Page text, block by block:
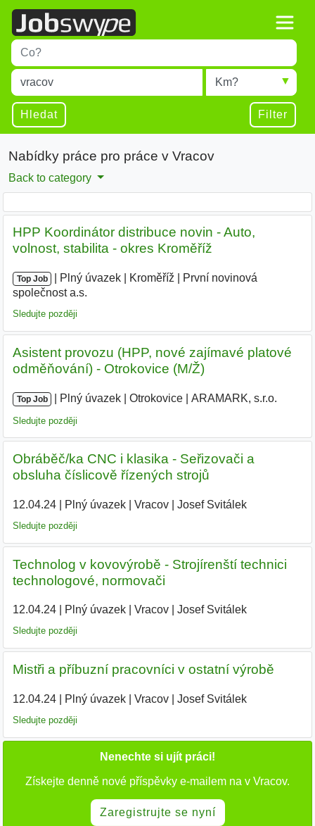
Title
Type 1 or more characters for results.
Místo
Type 1 or more characters for results.
Radius
Hledat Filter
Nabídky práce pro práce v Vracov
Back to category
HPP Koordinátor distribuce novin - Auto,
volnost, stabilita - okres Kroměříž
Top Job Plný úvazek Kroměříž
První novinová
společnost a.s.
Sledujte později
Asistent provozu (HPP, nové zajímavé platové
odměňování) - Otrokovice (M/Ž)
Top Job Plný úvazek Otrokovice ARAMARK, s.r.o.
Sledujte později
Obráběč/ka CNC i klasika - Seřizovači a
obsluha číslicově řízených strojů
12.04.24| Plný úvazek| Vracov| Josef Svitálek|
Sledujte později
Technolog v kovovýrobě - Strojírenští technici
technologové, normovači
12.04.24| Plný úvazek| Vracov| Josef Svitálek|
Sledujte později
Mistři a příbuzní pracovníci v ostatní výrobě
12.04.24| Plný úvazek| Vracov| Josef Svitálek|
Sledujte později
Nenechte si ujít práci!
Získejte denně nové příspěvky e-mailem na v Vracov.
Zaregistrujte se nyní